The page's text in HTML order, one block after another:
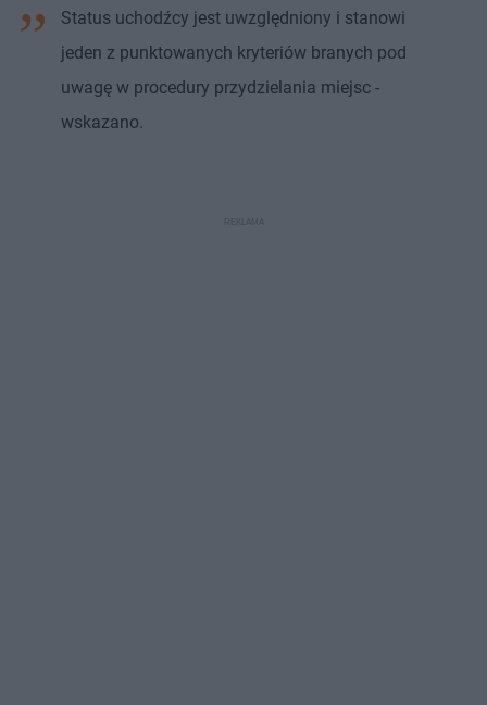
Status uchodźcy jest uwzględniony i stanowi
jeden z punktowanych kryteriów branych pod
uwagę w procedury przydzielania miejsc -
wskazano.